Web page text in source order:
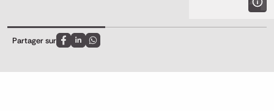
Partager sur
Partagez sur FaceBook
Partagez sur LinkedIn
Partagez sur Whatsapp